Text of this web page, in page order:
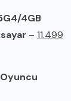
4GB
– 11.499
Oyuncu